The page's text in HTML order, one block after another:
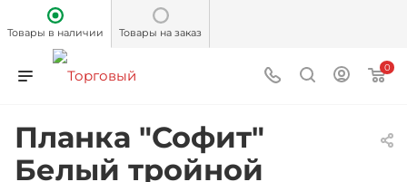
Товары в наличии Товары на заказ
0
Планка "Софит"
Белый тройной